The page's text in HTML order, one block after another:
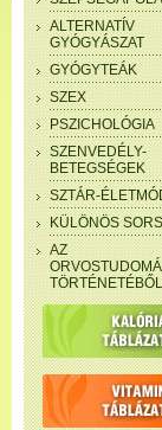
ALTERNATÍV
GYÓGYÁSZAT
GYÓGYTEÁK
SZEX
PSZICHOLÓGIA
SZENVEDÉLY-
BETEGSÉGEK
SZTÁR-
KÜLÖNÖS
AZ
TÖRTÉNETÉBŐL